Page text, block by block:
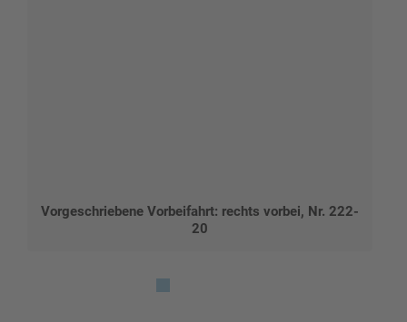
Vorgeschriebene Vorbeifahrt: rechts vorbei, Nr. 222-
20